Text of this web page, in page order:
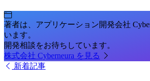
著者は、アプリケーション開発会社
います。
開発相談をお待ちしています。
株式会社 Cyberneura を見る
新着記事